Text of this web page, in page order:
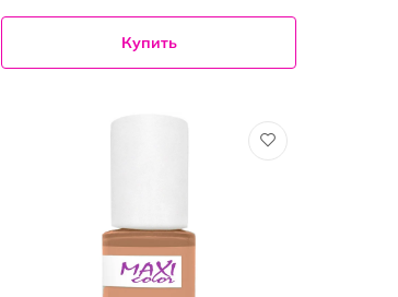
Купить